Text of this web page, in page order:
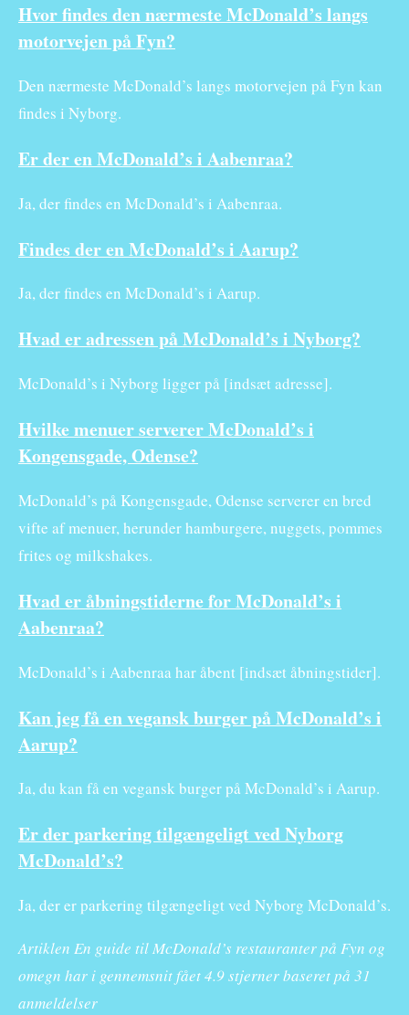
Hvor findes den nærmeste McDonald’s langs
motorvejen på Fyn?
Den nærmeste McDonald’s langs motorvejen på Fyn kan
findes i Nyborg.
Er der en McDonald’s i Aabenraa?
Ja, der findes en McDonald’s i Aabenraa.
Findes der en McDonald’s i Aarup?
Ja, der findes en McDonald’s i Aarup.
Hvad er adressen på McDonald’s i Nyborg?
McDonald’s i Nyborg ligger på [indsæt adresse].
Hvilke menuer serverer McDonald’s i
Kongensgade, Odense?
McDonald’s på Kongensgade, Odense serverer en bred
vifte af menuer, herunder hamburgere, nuggets, pommes
frites og milkshakes.
Hvad er åbningstiderne for McDonald’s i
Aabenraa?
McDonald’s i Aabenraa har åbent [indsæt åbningstider].
Kan jeg få en vegansk burger på McDonald’s i
Aarup?
Ja, du kan få en vegansk burger på McDonald’s i Aarup.
Er der parkering tilgængeligt ved Nyborg
McDonald’s?
Ja, der er parkering tilgængeligt ved Nyborg McDonald’s.
Artiklen En guide til McDonald’s restauranter på Fyn og
omegn har i gennemsnit fået4.9stjerner baseret på 31
anmeldelser